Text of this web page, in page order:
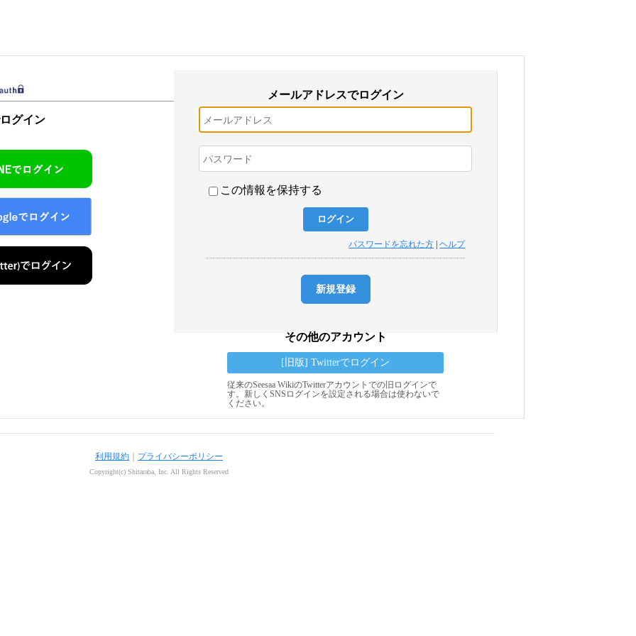
グイン
メールアドレスでログイン
この情報を保持する
パスワードを忘れた方 |ヘルプ
新規登録
その他のアカウント
[旧版] Twitterでログイン
従来のSeesaa WikiのTwitterアカウントでの旧ログインで
す。新しくSNSログインを設定される場合は使わないで
ください。
利用規約 プライバシーポリシー
Copyright(c) Shitaraba, Inc. All Rights Reserved